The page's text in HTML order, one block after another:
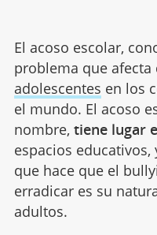
El acoso escolar,
problema que afecta
adolescentes en los
el mundo. El acoso
nombre, tiene lugar
espacios
que hace que el
erradicar es su
adultos.